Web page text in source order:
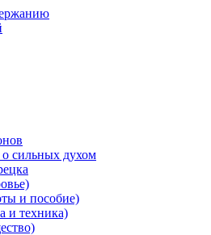
сильных духом
и пособие)
и техника)